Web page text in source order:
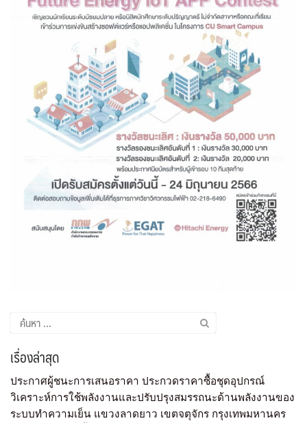
เรื่องล่าสุด
ประกาศผู้ชนะการเสนอราคา ประกวดราคาซื้อชุดอุปกรณ์
วิเคราะห์การใช้พลังงานและปรับปรุงสมรรถนะด้านพลังงานของ
ระบบทำความเย็น แขวงลาดยาว เขตจตุจักร กรุงเทพมหานคร